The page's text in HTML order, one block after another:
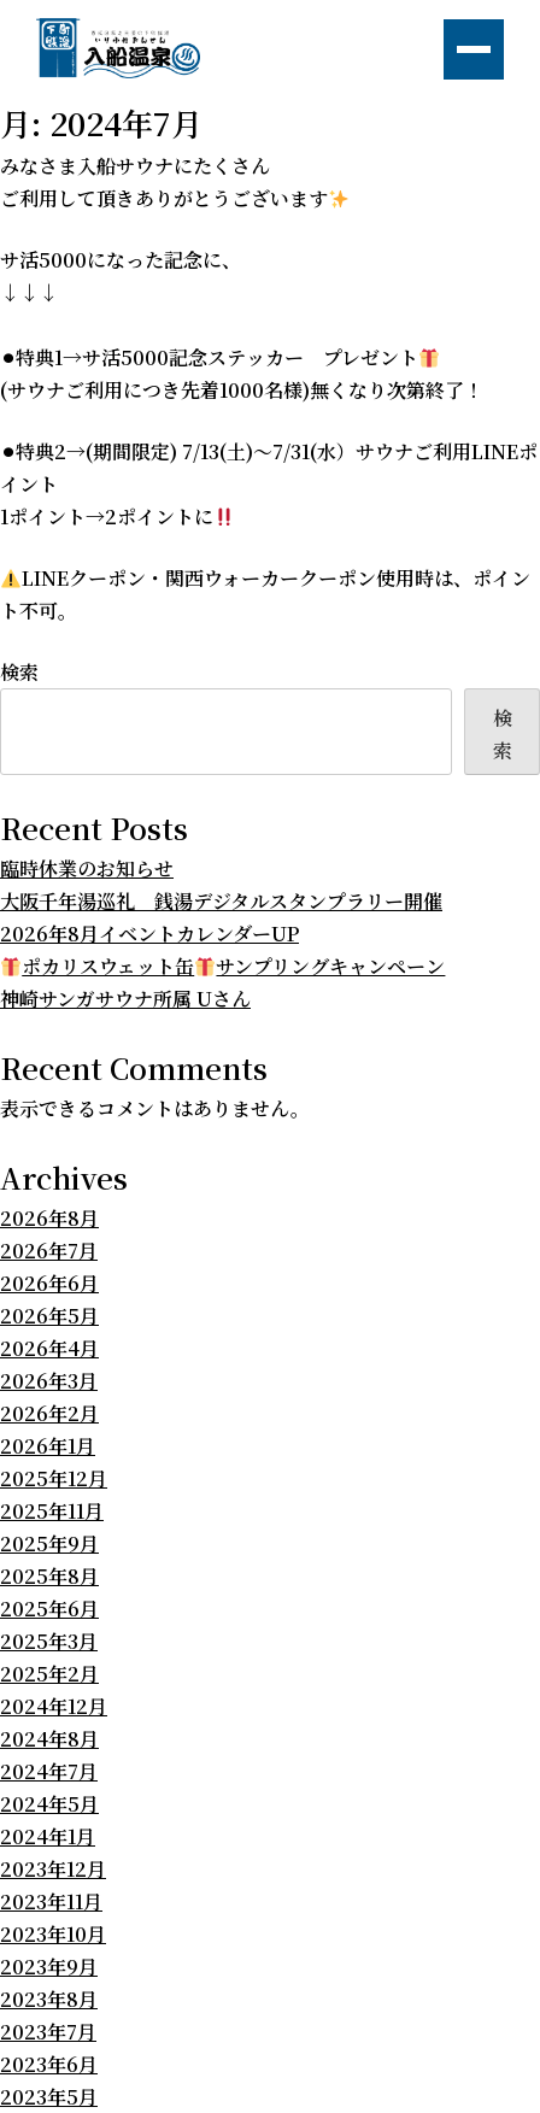
Skip
content
月: 2024年7月
みなさま入船サウナにたくさん
ご利用して頂きありがとうございます
サ活5000になった記念に、
↓↓↓
⚫︎特典1→サ活5000記念ステッカー プレゼント
(サウナご利用につき先着1000名様)無くなり次第終了！
⚫︎特典2→(期間限定) 7/13(土)〜7/31(水）サウナご利用LINEポ
イント
1ポイント→2ポイントに
LINEクーポン・関西ウォーカークーポン使用時は、ポイン
ト不可。
検索
検
索
Recent Posts
臨時休業のお知らせ
大阪千年湯巡礼 銭湯デジタルスタンプラリー開催
2026年8月イベントカレンダーUP
ポカリスウェット缶
サンプリングキャンペーン
神崎サンガサウナ所属 Uさん
Recent Comments
表示できるコメントはありません。
Archives
2026年8月
2026年7月
2026年6月
2026年5月
2026年4月
2026年3月
2026年2月
2026年1月
2025年12月
2025年11月
2025年9月
2025年8月
2025年6月
2025年3月
2025年2月
2024年12月
2024年8月
2024年7月
2024年5月
2024年1月
2023年12月
2023年11月
2023年10月
2023年9月
2023年8月
2023年7月
2023年6月
2023年5月